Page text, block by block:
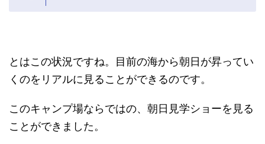
とはこの状況ですね。目前の海から朝日が昇ってい
くのをリアルに見ることができるのです。
このキャンプ場ならではの、朝日見学ショーを見る
ことができました。